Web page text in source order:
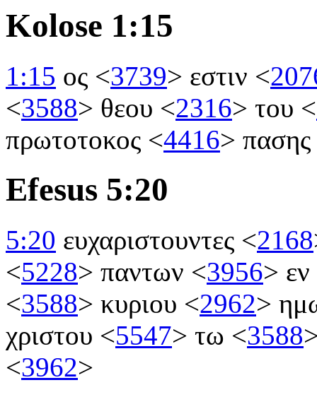
Kolose 1:15
1:15 ος <3739> εστιν <
<3588> θεου <2316> του <
πρωτοτοκος <4416> πασης
Efesus 5:20
5:20 ευχαριστουντες <2168
<5228> παντων <3956> εν
<3588> κυριου <2962>
χριστου <5547> τω <3588
<3962>